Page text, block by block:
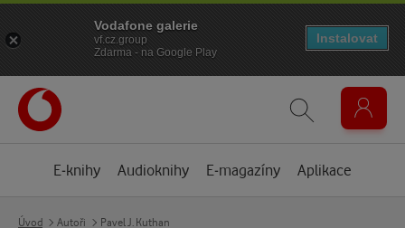
E-knihy Audioknihy E-magazíny Aplikace
Úvod Autoři Pavel J. Kuthan
Vodafone galerie
vf.cz.group
Zdarma - na Google Play
Instalovat